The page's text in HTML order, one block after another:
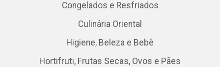
Congelados e Resfriados
Culinária Oriental
Higiene, Beleza e Bebê
Hortifruti, Frutas Secas, Ovos e Pães